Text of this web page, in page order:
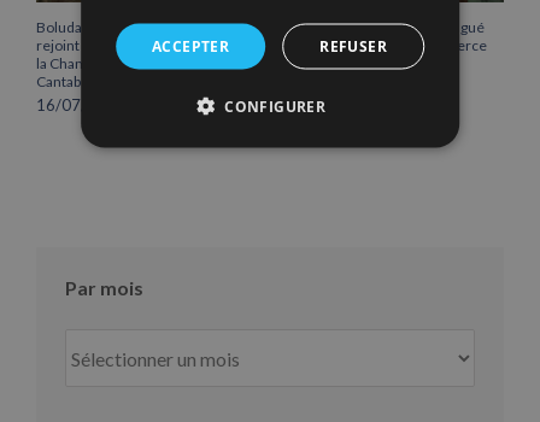
Boluda Corporación Marítima
rejoint l’Assemblée plénière de
la Chambre de commerce de
Cantabrie
16/07/2026
Vicente Boluda Fos distingué
par la Chambre de commerce
de Séville.
Par mois
mois
ACCEPTER REFUSER
CONFIGURER